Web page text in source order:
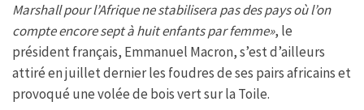
Marshall pour l’Afrique ne stabilisera pas des pays où l’on
compte encore sept à huit enfants par femme», le
président français, Emmanuel Macron, s’est d’ailleurs
attiré en juillet dernier les foudres de ses pairs africains et
provoqué une volée de bois vert sur la Toile.